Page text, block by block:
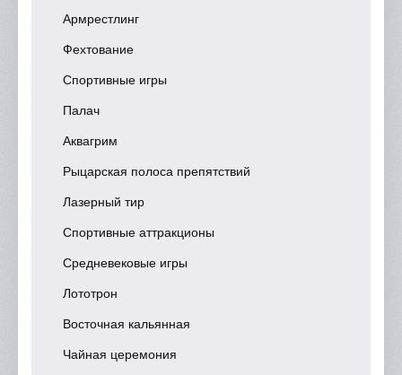
Армрестлинг
Фехтование
Спортивные игры
Палач
Аквагрим
Рыцарская полоса препятствий
Лазерный тир
Спортивные аттракционы
Средневековые игры
Лототрон
Восточная кальянная
Чайная церемония